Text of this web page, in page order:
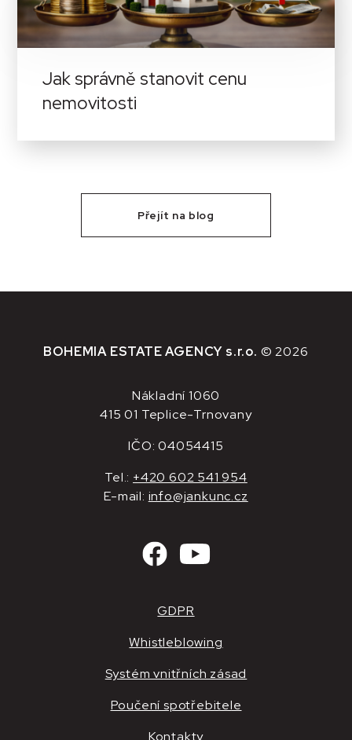
Jak správně stanovit cenu
nemovitosti
Přejít na blog
BOHEMIA ESTATE AGENCY s.r.o. © 2026
Nákladní 1060
415 01 Teplice-Trnovany
IČO: 04054415
Tel.: +420 602 541 954
E-mail: info@jankunc.cz
GDPR
Whistleblowing
Systém vnitřních zásad
Poučení spotřebitele
Kontakty